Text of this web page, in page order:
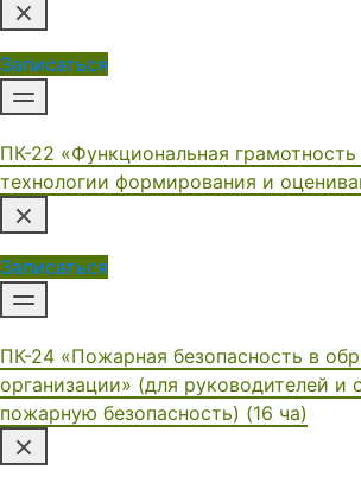
Записаться
ПК-22 «Функциональная
технологии формирования и
Записаться
ПК-24 «Пожарная безопасность в
организации» (для руководителей и
пожарную безопасность) (16 ча)